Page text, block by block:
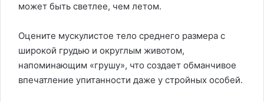
может быть светлее, чем летом.
Оцените мускулистое тело среднего размера с
широкой грудью и округлым животом,
напоминающим «грушу», что создает обманчивое
впечатление упитанности даже у стройных особей.